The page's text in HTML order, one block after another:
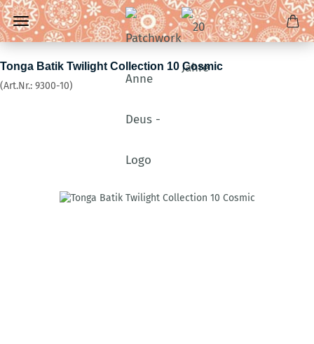
Tonga Batik Twilight Collection 10 Cosmic
(Art.Nr.: 9300-10)